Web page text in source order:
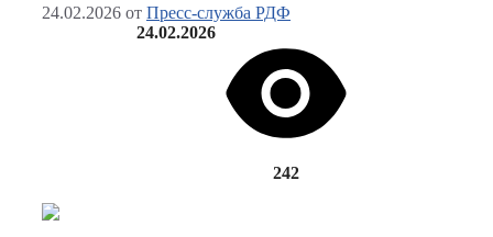
24.02.2026 от Пресс-служба РДФ
24.02.2026
242